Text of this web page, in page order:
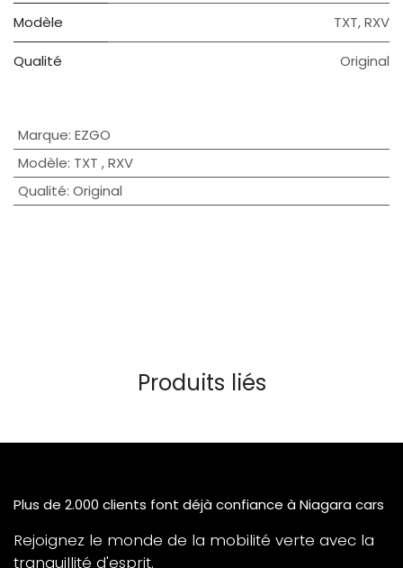
Modèle TXT,RXV
Qualité Original
Marque: EZGO
Modèle: TXT ,RXV
Qualité: Original
Produits liés
Plus de 2.000 clients font déjà confiance à Niagara cars
Rejoignez le monde de la mobilité verte avec la
tranquillité d'esprit.